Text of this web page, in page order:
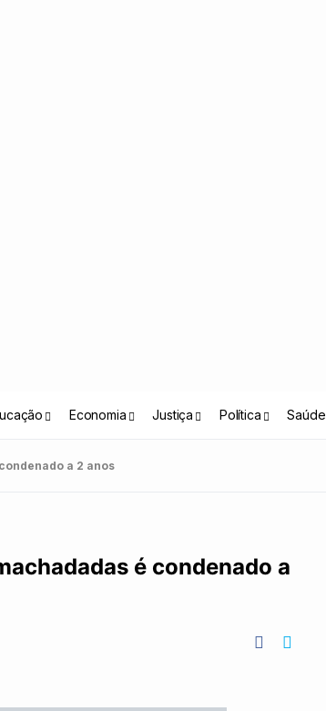
Economia Justiça Política Saúde
a 2 anos
é condenado a